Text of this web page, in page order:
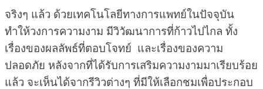
จริงๆ แล้ว ด้วยเทคโนโลยีทางการแพทย์ในปัจจุบัน
ทำให้วงการความงาม มีวิวัฒนาการที่ก้าวไปไกล ทั้ง
เรื่องของผลลัพธ์ที่ตอบโจทย์ และเรื่องของความ
ปลอดภัย หลังจากที่ได้รับการเสริมความงามมาเรียบร้อย
แล้ว จะเห็นได้จากรีวิวต่างๆ ที่มีให้เลือกชมเพื่อประกอบ